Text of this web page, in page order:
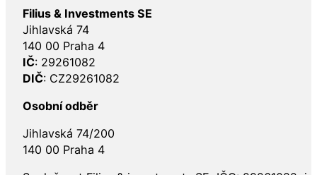
Filius & Investments SE
Jihlavská 74
140 00 Praha 4
IČ: 29261082
DIČ: CZ29261082
Osobní odběr
Jihlavská 74/200
140 00 Praha 4